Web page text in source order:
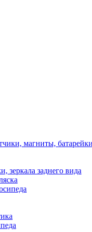
магниты, батарейки
зеркала заднего вида